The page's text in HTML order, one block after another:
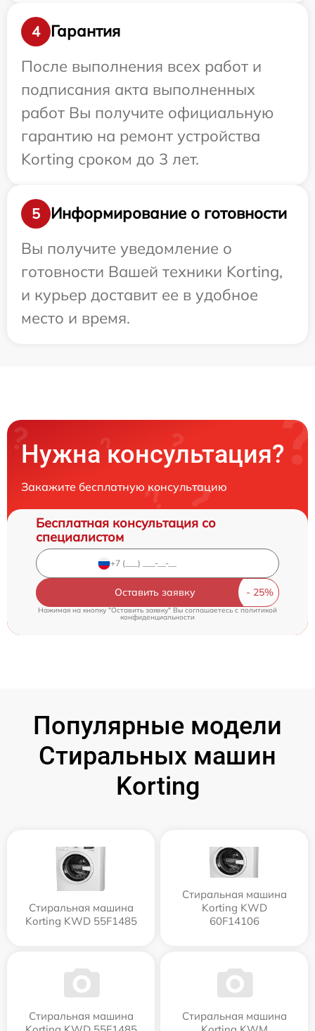
4
Гарантия
После выполнения всех работ и
подписания акта выполненных
работ Вы получите официальную
гарантию на ремонт устройства
Korting сроком до 3 лет.
5
Информирование о готовности
Вы получите уведомление о
готовности Вашей техники Korting,
и курьер доставит ее в удобное
место и время.
Нужна консультация?
Закажите бесплатную консультацию
Бесплатная консультация со
специалистом
Оставить заявку
Нажимая на кнопку "Оставить заявку" Вы соглашаетесь cполитикой
конфиденциальности
Популярные модели
Стиральных машин
Korting
Стиральная машина
Korting KWD 55F1485
Стиральная машина
Korting KWD
60F14106
Стиральная машина
Стиральная машина